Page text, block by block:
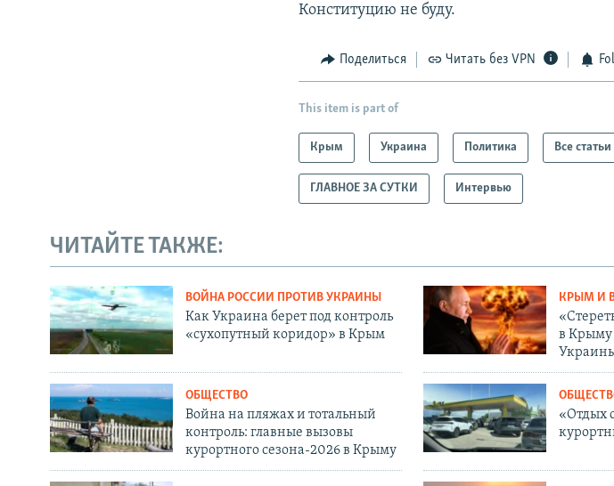
Конституцию не буду.
Поделиться Читать без VPN
This item is part of
Крым Украина Политика Все статьи
ГЛАВНОЕ ЗА СУТКИ Интервью
ЧИТАЙТЕ ТАКЖЕ:
ВОЙНА РОССИИ ПРОТИВ УКРАИНЫ
Как Украина берет под контроль
«сухопутный коридор» в Крым
КРЫМ И
в Крыму
ОБЩЕСТВО
Война на пляжах и тотальный
контроль: главные вызовы
курортного сезона-2026 в Крыму
«Отдых